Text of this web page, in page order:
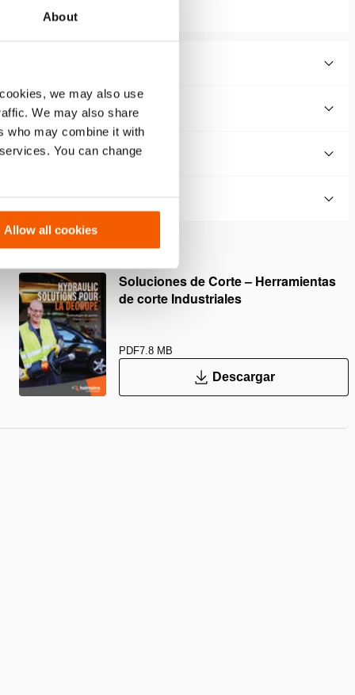
About
we may also use
We may also share
who may combine it with
You can change
Allow all cookies
Soluciones de Corte – Herramientas
de corte Industriales
PDF7.8 MB
Descargar